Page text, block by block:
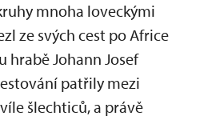
mnoha loveckými
ze svých cest po Africe
hrabě Johann Josef
patřily mezi
šlechticů, a právě